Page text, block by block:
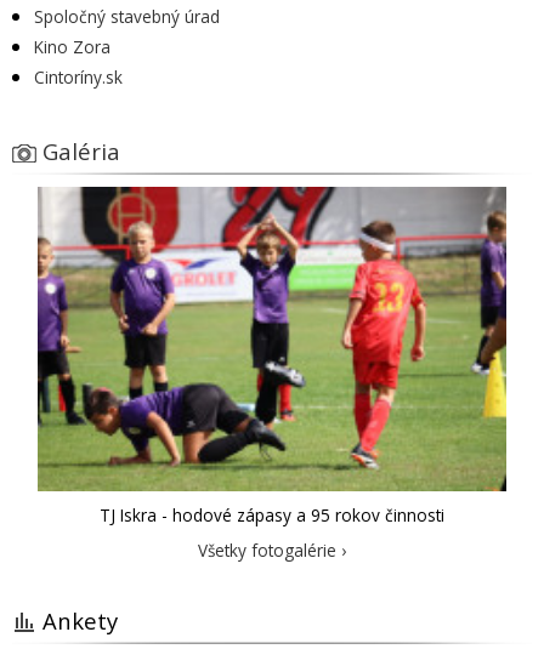
Spoločný stavebný úrad
Kino Zora
Cintoríny.sk
Galéria
TJ Iskra - hodové zápasy a 95 rokov činnosti
Všetky fotogalérie ›
Ankety